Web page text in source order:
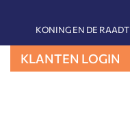
KONING EN DE RAADT
KLANTEN LOGIN